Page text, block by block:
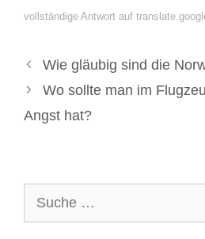
vollständige Antwort auf
Wie gläubig sind die
Wo sollte man im
Angst hat?
nach: